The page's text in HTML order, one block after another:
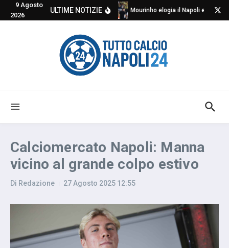
Salta al contenuto
9 Agosto
2026
ULTIME NOTIZIE Mourinho elogia il Napoli e critica
Calciomercato Napoli: Manna
vicino al grande colpo estivo
Di Redazione 27 Agosto 2025 12:55